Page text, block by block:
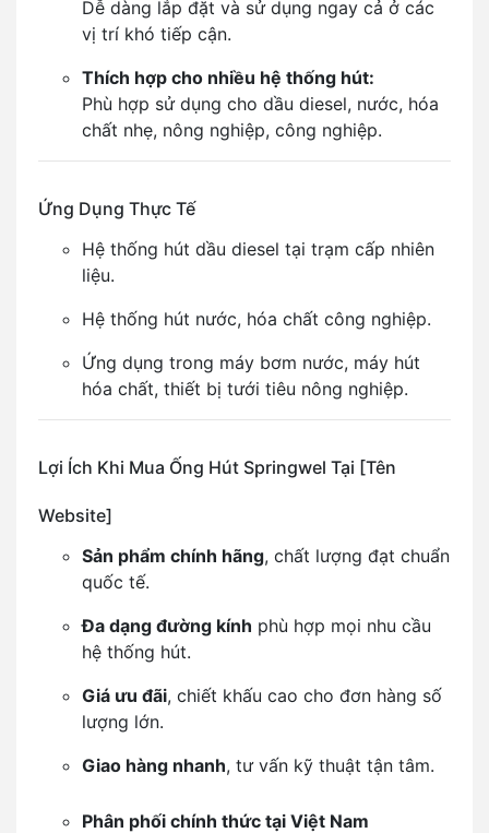
Dễ dàng lắp đặt và sử dụng ngay cả ở các
vị trí khó tiếp cận.
Thích hợp cho nhiều hệ thống hút:
Phù hợp sử dụng cho dầu diesel, nước, hóa
chất nhẹ, nông nghiệp, công nghiệp.
Ứng Dụng Thực Tế
Hệ thống hút dầu diesel tại trạm cấp nhiên
liệu.
Hệ thống hút nước, hóa chất công nghiệp.
Ứng dụng trong máy bơm nước, máy hút
hóa chất, thiết bị tưới tiêu nông nghiệp.
Lợi Ích Khi Mua Ống Hút Springwel Tại [Tên
Website]
Sản phẩm chính hãng, chất lượng đạt chuẩn
quốc tế.
Đa dạng đường kính phù hợp mọi nhu cầu
hệ thống hút.
Giá ưu đãi, chiết khấu cao cho đơn hàng số
lượng lớn.
Giao hàng nhanh, tư vấn kỹ thuật tận tâm.
Phân phối chính thức tại Việt Nam